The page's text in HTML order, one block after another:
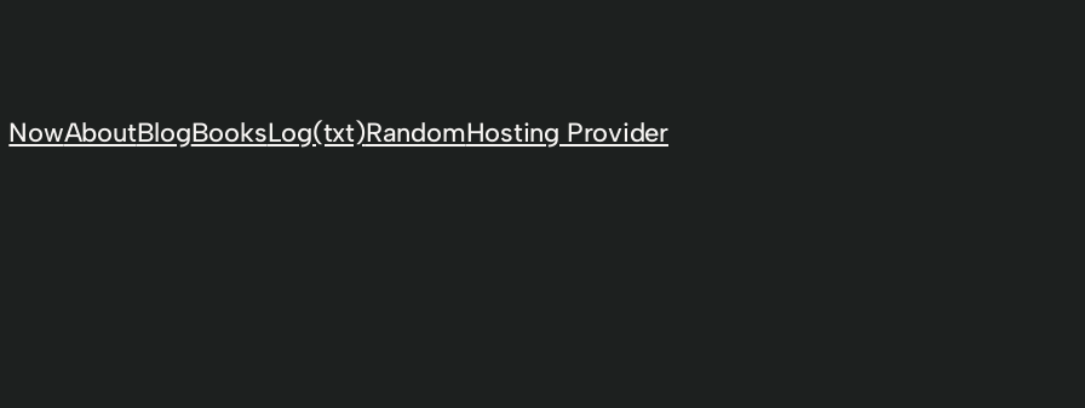
NowAboutBlogBooksLog(txt)RandomHosting Provider